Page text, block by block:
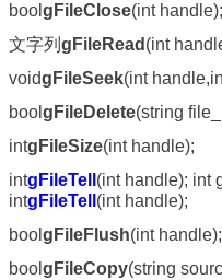
bool gFileClose(int handle);
文字列 gFileRead (int
voidgFileSeek(int
bool gFileDelete(string
intgFileSize(int handle);
intgFileTell (int handle); int
intgFileTell (int handle);
bool gFileFlush(int handle);
bool gFileCopy(string